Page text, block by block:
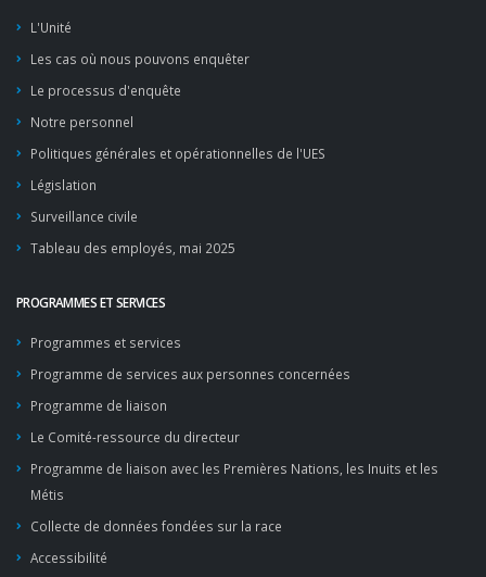
L'Unité
Les cas où nous pouvons enquêter
Le processus d'enquête
Notre personnel
Politiques générales et opérationnelles de l'UES
Législation
Surveillance civile
Tableau des employés, mai 2025
PROGRAMMES ET SERVICES
Programmes et services
Programme de services aux personnes concernées
Programme de liaison
Le Comité-ressource du directeur
Programme de liaison avec les Premières Nations, les Inuits et les
Métis
Collecte de données fondées sur la race
Accessibilité